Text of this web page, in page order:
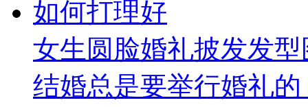
女生圆脸婚礼披发发
结婚总是要举行婚礼